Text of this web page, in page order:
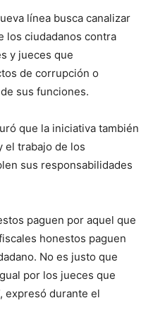
línea busca canalizar
los ciudadanos contra
y jueces que
de corrupción o
sus funciones.
que la iniciativa también
el trabajo de los
sus responsabilidades
paguen por aquel que
honestos paguen
No es justo que
por los jueces que
expresó durante el